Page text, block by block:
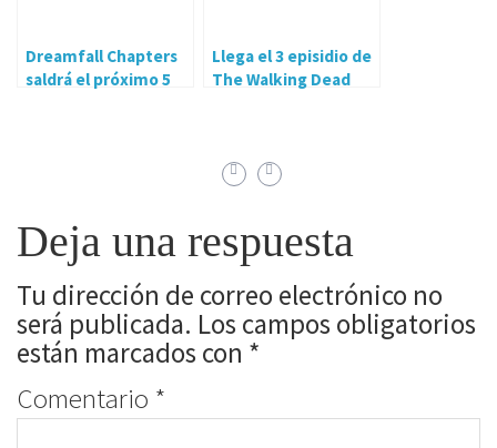
Dreamfall Chapters
saldrá el próximo 5
Llega el 3 episidio de
The Walking Dead
Deja una respuesta
Tu dirección de correo electrónico no
será publicada. Los campos obligatorios
están marcados con *
Comentario *